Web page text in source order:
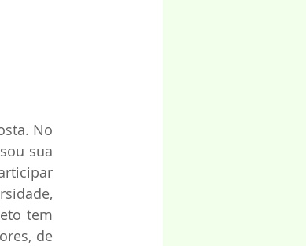
No
sua
tem
de